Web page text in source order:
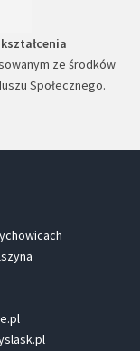
ze środków
Społecznego.